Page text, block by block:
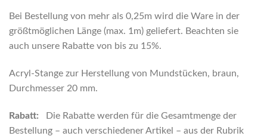
Bei Bestellung von mehr als 0,25m wird die Ware in der
größtmöglichen Länge (max. 1m) geliefert. Beachten sie
auch unsere Rabatte von bis zu 15%.
Acryl-Stange zur Herstellung von Mundstücken, braun,
Durchmesser 20 mm.
Rabatt:
Die Rabatte werden für die Gesamtmenge der
Bestellung – auch verschiedener Artikel – aus der Rubrik